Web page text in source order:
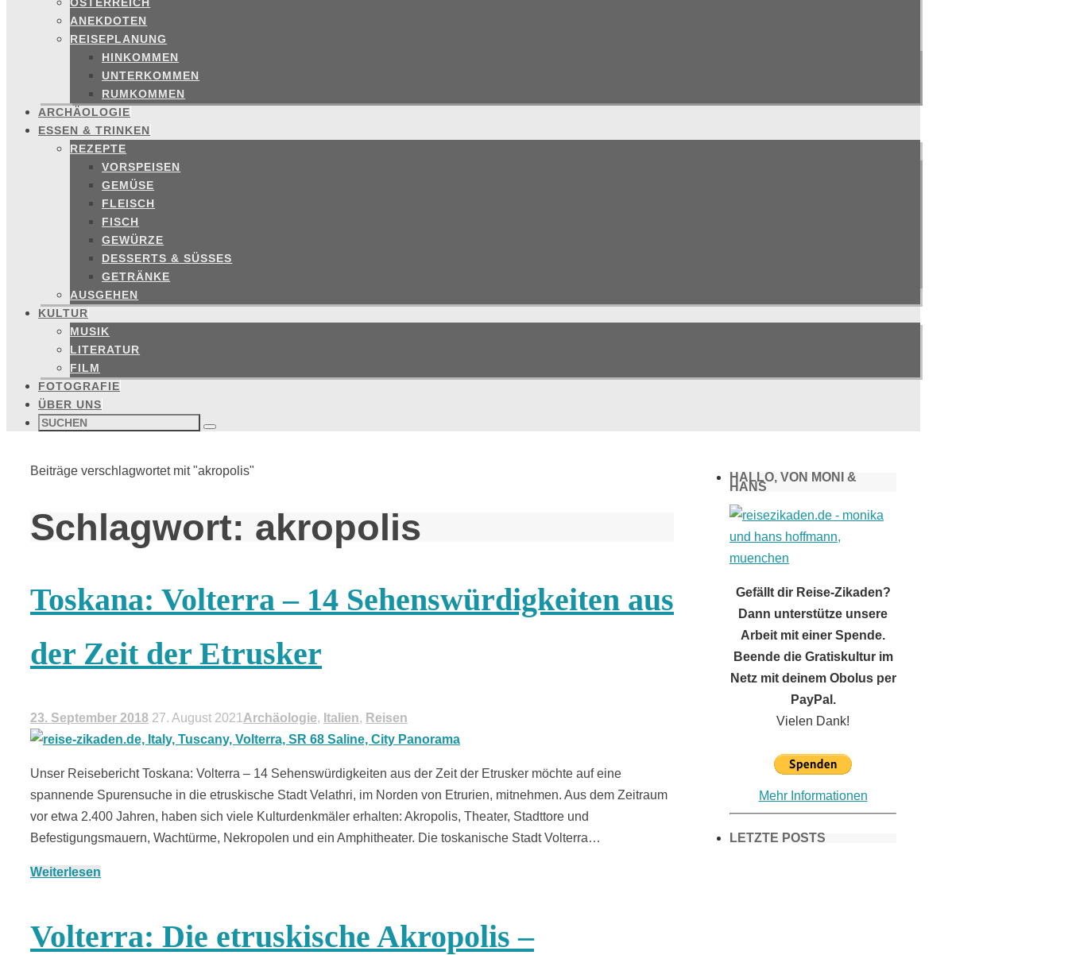
ANEKDOTEN
REISEPLANUNG
HINKOMMEN
UNTERKOMMEN
RUMKOMMEN
ARCHÄOLOGIE
ESSEN & TRINKEN
REZEPTE
VORSPEISEN
GEMÜSE
FLEISCH
FISCH
GEWÜRZE
DESSERTS & SÜSSES
GETRÄNKE
AUSGEHEN
KULTUR
MUSIK
LITERATUR
FILM
FOTOGRAFIE
ÜBER UNS
Suchen
nach: Suchen
Start
Beiträge verschlagwortet mit "akropolis"
Schlagwort: akropolis
Toskana: Volterra – 14 Sehenswürdigkeiten aus
der Zeit der Etrusker
23. September 2018 27. August 2021Archäologie, Italien, Reisen
Unser Reisebericht Toskana: Volterra – 14 Sehenswürdigkeiten aus der Zeit der Etrusker möchte auf eine
spannende Spurensuche in die etruskische Stadt Velathri, im Norden von Etrurien, mitnehmen. Aus dem Zeitraum
vor etwa 2.400 Jahren, haben sich viele Kulturdenkmäler erhalten: Akropolis, Theater, Stadttore und
Befestigungsmauern, Wachtürme, Nekropolen und ein Amphitheater. Die toskanische Stadt Volterra…
Weiterlesen
Volterra: Die etruskische Akropolis –
HALLO, VON MONI &
HANS
Gefällt dir Reise-Zikaden?
Dann unterstütze unsere
Arbeit mit einer Spende.
Beende die Gratiskultur im
Netz mit deinem Obolus per
PayPal.
Vielen Dank!
Mehr Informationen
LETZTE POSTS